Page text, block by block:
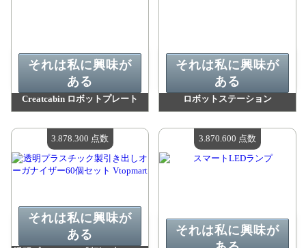
Creatcabin ロボットプレート
利用可能な数量：4
それは私に興味が
ある
ロボットステーション
利用可能な数量：4
それは私に興味が
ある
それは私に興味が
ある
3.878.300 点数
それは私に興味が
3.870.600 点数